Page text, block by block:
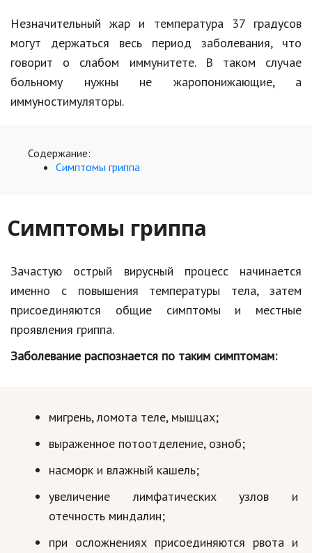
Семья и дети
Путешествия
Строительство
Бизнес
Финансы
Природа
Образование
Наука и технологии
Незначительный жар и температура 37 градусов
могут держаться весь период заболевания, что
говорит о слабом иммунитете. В таком случае
больному нужны не жаропонижающие, а
иммуностимуляторы.
Содержание:
Симптомы гриппа
Симптомы гриппа
Зачастую острый вирусный процесс начинается
именно с повышения температуры тела, затем
присоединяются общие симптомы и местные
проявления гриппа.
Заболевание распознается по таким симптомам:
мигрень, ломота теле, мышцах;
выраженное потоотделение, озноб;
насморк и влажный кашель;
увеличение лимфатических узлов и
отечность миндалин;
при осложнениях присоединяются рвота и